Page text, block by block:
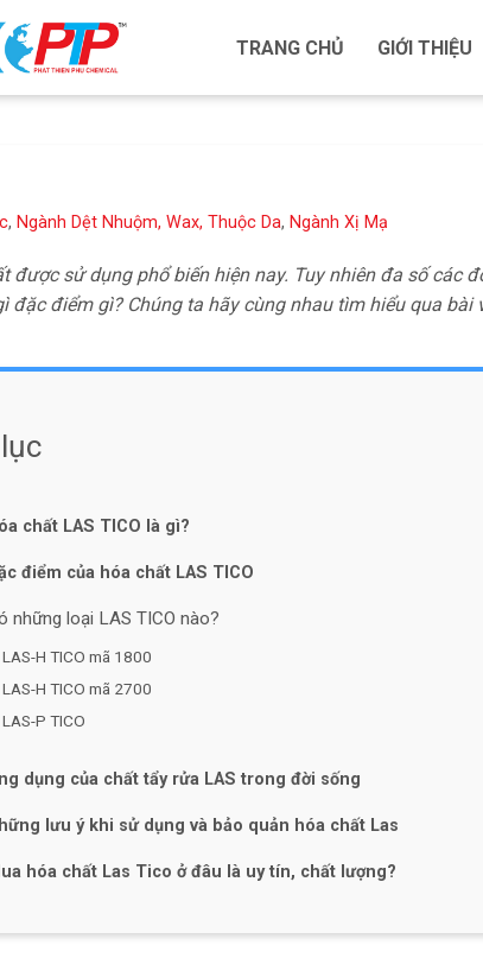
TRANG CHỦ GIỚI THIỆU
, Ngành Dệt Nhuộm, Wax, Thuộc Da, Ngành Xị Mạ
được sử dụng phổ biến hiện nay. Tuy nhiên đa số các
đặc điểm gì? Chúng ta hãy cùng nhau tìm hiểu qua bài
chất LAS TICO là gì?
điểm của hóa chất LAS TICO
những loại LAS TICO nào?
LAS-H TICO mã 1800
LAS-H TICO mã 2700
LAS-P TICO
dụng của chất tẩy rửa LAS trong đời sống
lưu ý khi sử dụng và bảo quản hóa chất Las
hóa chất Las Tico ở đâu là uy tín, chất lượng?